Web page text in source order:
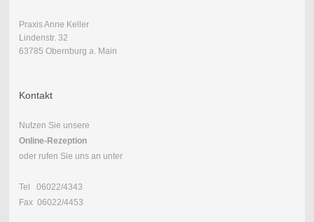
Praxis Anne Keller
Lindenstr. 32
63785 Obernburg a. Main
Kontakt
Nutzen Sie unsere
Online-Rezeption
oder rufen Sie uns an unter
Tel 06022/4343
Fax 06022/4453